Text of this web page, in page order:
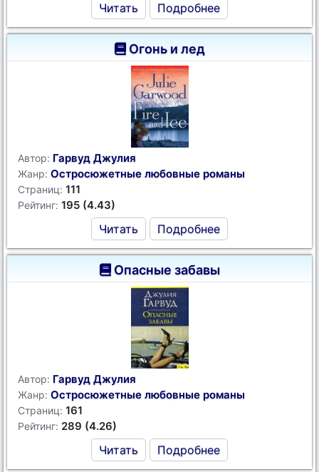
Читать Подробнее
Огонь и лед
Автор: Гарвуд Джулия
Жанр: Остросюжетные любовные романы
Страниц: 111
Рейтинг: 195 (4.43)
Читать Подробнее
Опасные забавы
Автор: Гарвуд Джулия
Жанр: Остросюжетные любовные романы
Страниц: 161
Рейтинг: 289 (4.26)
Читать Подробнее